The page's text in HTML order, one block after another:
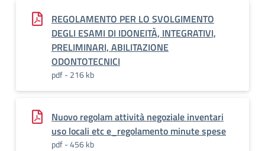
REGOLAMENTO PER LO SVOLGIMENTO
DEGLI ESAMI DI IDONEITÀ, INTEGRATIVI,
PRELIMINARI, ABILITAZIONE
ODONTOTECNICI
pdf - 216 kb
Nuovo regolam attività negoziale inventari
uso locali etc e_regolamento minute spese
pdf - 456 kb